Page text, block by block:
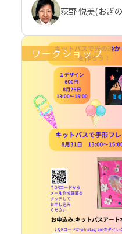
荻野 悦美(おぎ
ワークショップ